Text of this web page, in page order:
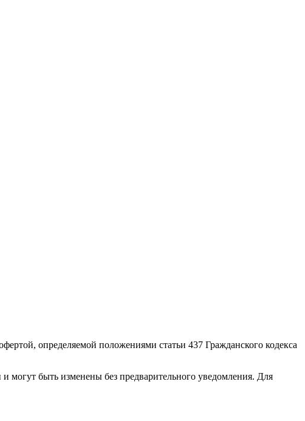
определяемой положениями статьи 437 Гражданского кодекса
могут быть изменены без предварительного уведомления. Для